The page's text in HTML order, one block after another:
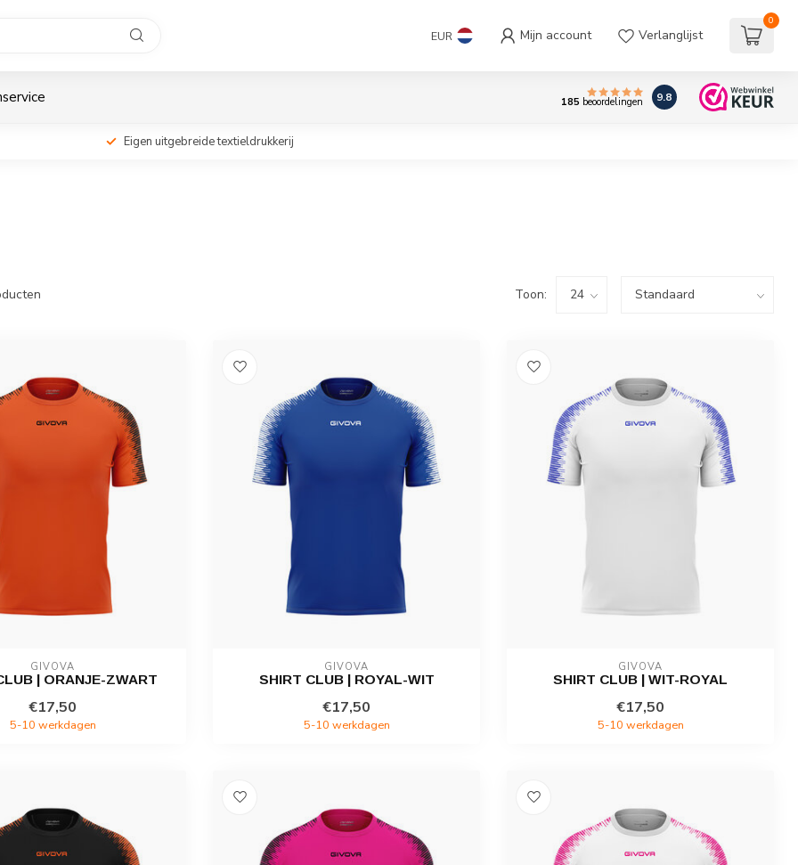
EUR Mijn account Verlanglijst
0
185 beoordelingen 9.8
Eigen uitgebreide textieldrukkerij
Toon:
GIVOVA
| ORANJE-ZWART
€17,50
5-10 werkdagen
GIVOVA
SHIRT CLUB | ROYAL-WIT
€17,50
5-10 werkdagen
GIVOVA
SHIRT CLUB | WIT-ROYAL
€17,50
5-10 werkdagen